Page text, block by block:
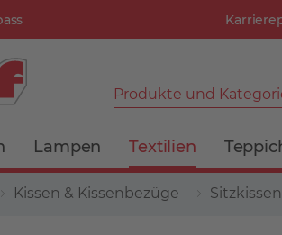
Produkte und
Lampen Textilien
Kissen & Kissenbezüge Sitzkissen